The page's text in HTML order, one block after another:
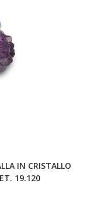
IN CRISTALLO
19.120